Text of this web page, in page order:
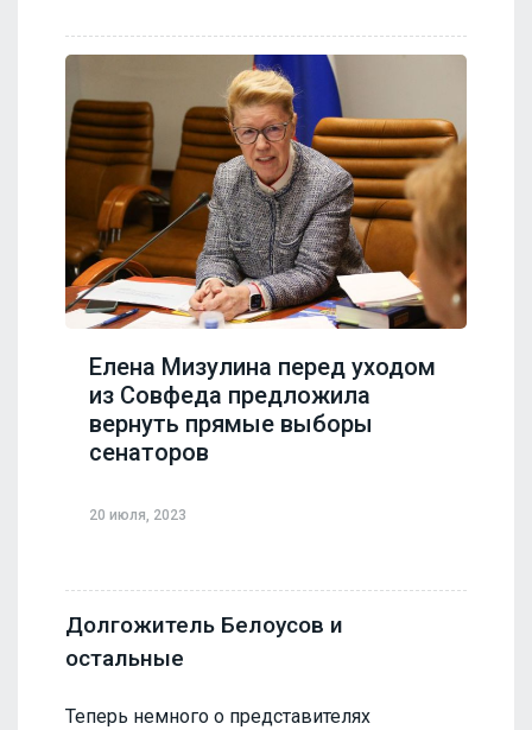
Елена Мизулина перед уходом
из Совфеда предложила
вернуть прямые выборы
сенаторов
20 июля, 2023
Долгожитель Белоусов и
остальные
Теперь немного о представителях